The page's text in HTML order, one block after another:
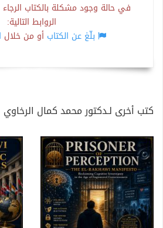
في حالة وجود مشكلة بالكتاب الرجاء
الروابط التالية:
بلّغ عن الكتاب أو من خلال
كتب أخرى لـدكتور محمد كمال الرخاوي